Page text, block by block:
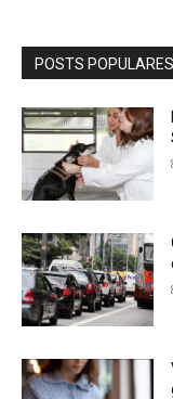
POSTS POPULARES